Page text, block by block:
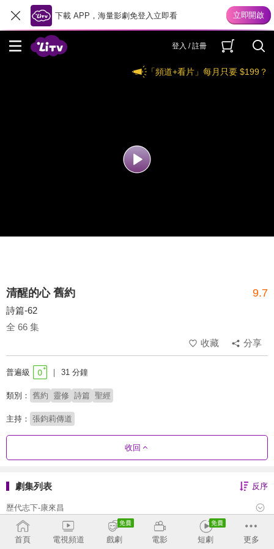
下載 APP，海量影劇免登入立即看
登入 / 註冊
「頻道+看片」每月只要 $199？
清醒的心 舊約 9.7
詩篇-62
全 66 集
收藏
分享
普遍級 31 分鐘
類別： 舊約 靈修 詩篇 聖經
主持： 張鈞莉傳道
收回
劇集列表 反序
歷代志下-康來昌
歷代志上-康來昌
首頁 電視頻道 戲劇 電影 短劇 更多